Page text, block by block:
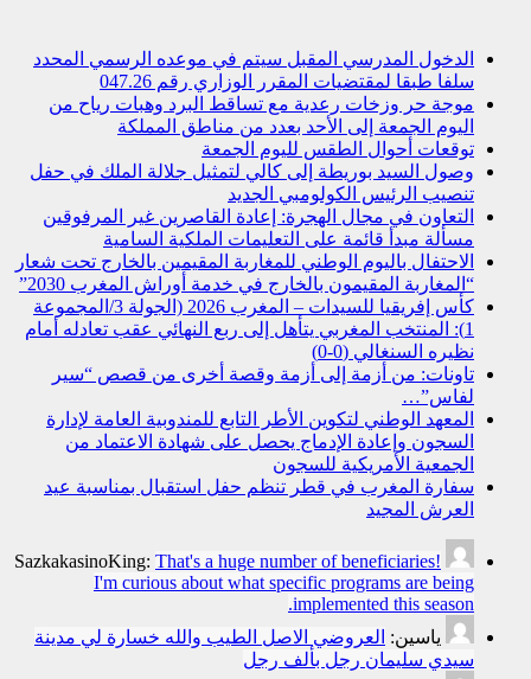
الدخول المدرسي المقبل سیتم في موعده الرسمي المحدد
سلفا طبقا لمقتضیات المقرر الوزاري رقم 047.26
موجة حر وزخات رعدية مع تساقط البرد وهبات رياح من
اليوم الجمعة إلى الأحد بعدد من مناطق المملكة
توقعات أحوال الطقس لليوم الجمعة
وصول السيد بوريطة إلى كالي لتمثيل جلالة الملك في حفل
تنصيب الرئيس الكولومبي الجديد
التعاون في مجال الهجرة: إعادة القاصرين غير المرفوقين
مسألة مبدأ قائمة على التعليمات الملكية السامية
الاحتفال باليوم الوطني للمغاربة المقيمين بالخارج تحت شعار
“المغاربة المقيمون بالخارج في خدمة أوراش المغرب 2030”
كأس إفريقيا للسيدات – المغرب 2026 (الجولة 3/المجموعة
1): المنتخب المغربي يتأهل إلى ربع النهائي عقب تعادله أمام
نظيره السنغالي (0-0)
تاونات: من أزمة إلى أزمة وقصة أخرى من قصص “سير
لفاس”…
المعهد الوطني لتكوين الأطر التابع للمندوبية العامة لإدارة
السجون وإعادة الإدماج يحصل على شهادة الاعتماد من
الجمعية الأمريكية للسجون
سفارة المغرب في قطر تنظم حفل استقبال بمناسبة عيد
العرش المجيد
SazkakasinoKing: That's a huge number of beneficiaries!
I'm curious about what specific programs are being
implemented this season.
ياسين: العروضي الاصل الطيب والله خسارة لي مدينة
سيدي سليمان رجل بألف رجل